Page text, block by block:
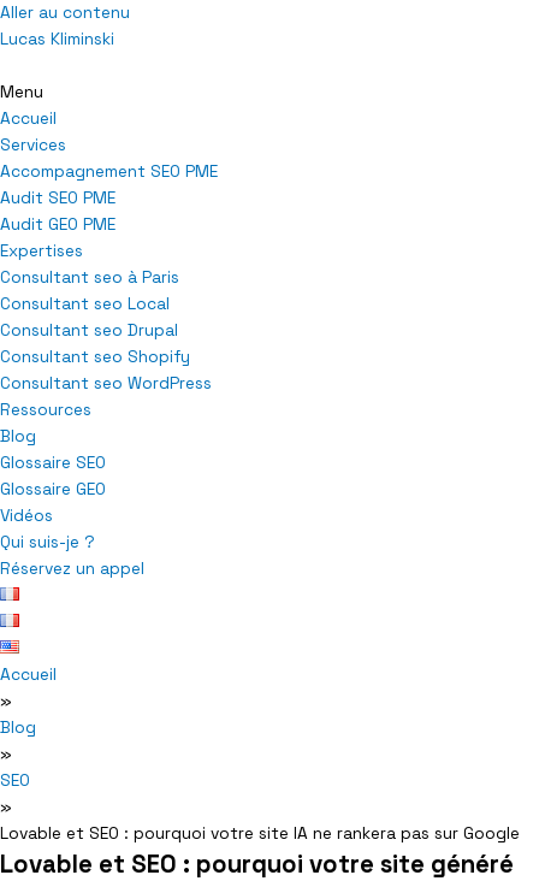
Aller au contenu
Lucas Kliminski
Menu
Accueil
Services
Accompagnement SEO PME
Audit SEO PME
Audit GEO PME
Expertises
Consultant seo à Paris
Consultant seo Local
Consultant seo Drupal
Consultant seo Shopify
Consultant seo WordPress
Ressources
Blog
Glossaire SEO
Glossaire GEO
Vidéos
Qui suis-je ?
Réservez un appel
Accueil
»
Blog
»
SEO
»
Lovable et SEO : pourquoi votre site IA ne rankera pas sur Google
Lovable et SEO : pourquoi votre site généré